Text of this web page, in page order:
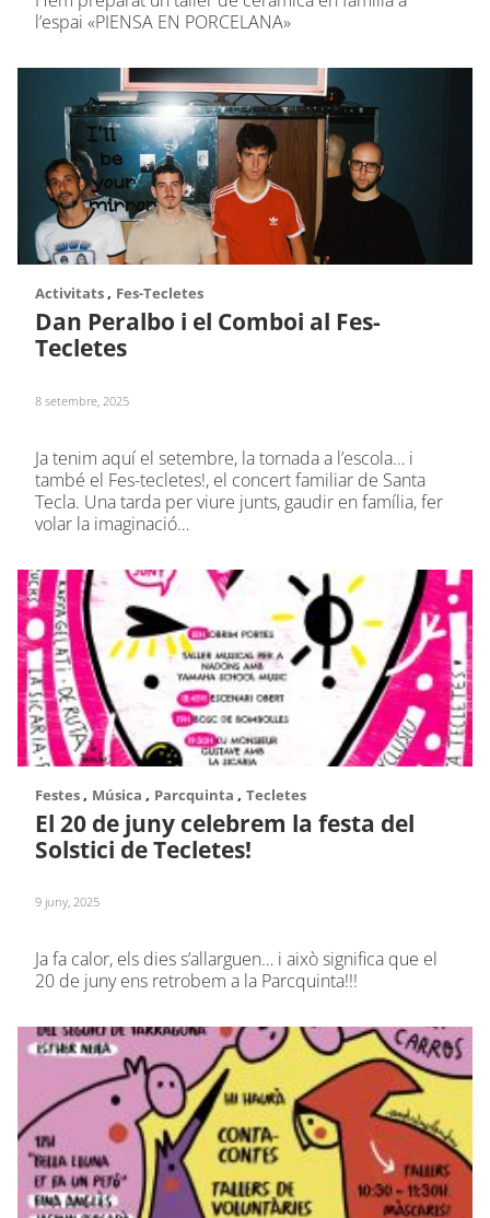
l’espai «PIENSA EN PORCELANA»
Activitats, Fes-Tecletes
Dan Peralbo i el Comboi al Fes-
Tecletes
8 setembre, 2025
Ja tenim aquí el setembre, la tornada a l’escola… i
també el Fes-tecletes!, el concert familiar de Santa
Tecla. Una tarda per viure junts, gaudir en família, fer
volar la imaginació…
Festes , Música , Parcquinta , Tecletes
El 20 de juny celebrem la festa del
Solstici de Tecletes!
9 juny, 2025
Ja fa calor, els dies s’allarguen… i això significa que el
20 de juny ens retrobem a la Parcquinta!!!